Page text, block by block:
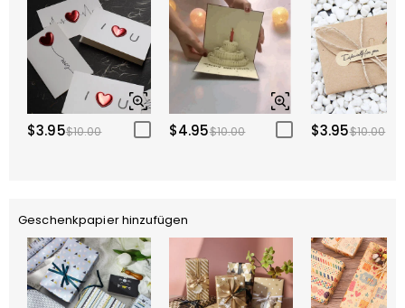
$3.95$10.00 $4.95$10.00 $3.95$10.00
Geschenkpapier hinzufügen